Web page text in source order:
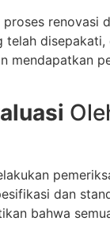
renovasi
telah
mendapatkan
dan
bahwa